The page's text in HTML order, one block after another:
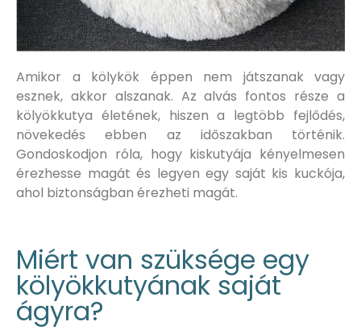
Amikor a kölykök éppen nem játszanak vagy
esznek, akkor alszanak. Az alvás fontos része a
kölyökkutya életének, hiszen a legtöbb fejlődés,
növekedés ebben az időszakban történik.
Gondoskodjon róla, hogy kiskutyája kényelmesen
érezhesse magát és legyen egy saját kis kuckója,
ahol biztonságban érezheti magát.
Miért van szüksége egy
kölyökkutyának saját
ágyra?